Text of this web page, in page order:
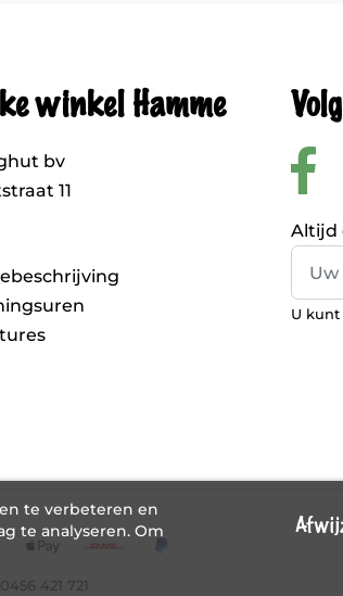
winkel Hamme
bv
11
Altijd
U
te verbeteren en
te analyseren. Om
421 721